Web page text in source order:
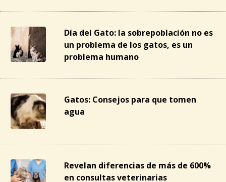
Día del Gato: la sobrepoblación no es
un problema de los gatos, es un
problema humano
Gatos: Consejos para que tomen
agua
Revelan diferencias de más de 600%
en consultas veterinarias